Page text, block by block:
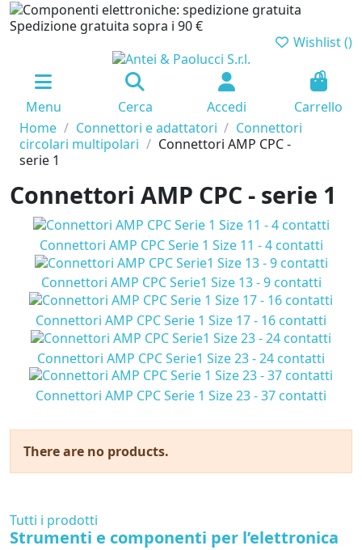
Spedizione gratuita sopra i 90 €
Wishlist ()
Menu Cerca Accedi
0
Carrello
Home
Connettori e adattatori
Connettori
circolari multipolari
Connettori AMP CPC -
serie 1
Connettori AMP CPC - serie 1
Connettori AMP CPC Serie 1 Size 11 - 4 contatti
Connettori AMP CPC Serie1 Size 13 - 9 contatti
Connettori AMP CPC Serie 1 Size 17 - 16 contatti
Connettori AMP CPC Serie1 Size 23 - 24 contatti
Connettori AMP CPC Serie 1 Size 23 - 37 contatti
There are no products.
Tutti i prodotti
Strumenti e componenti per l’elettronica